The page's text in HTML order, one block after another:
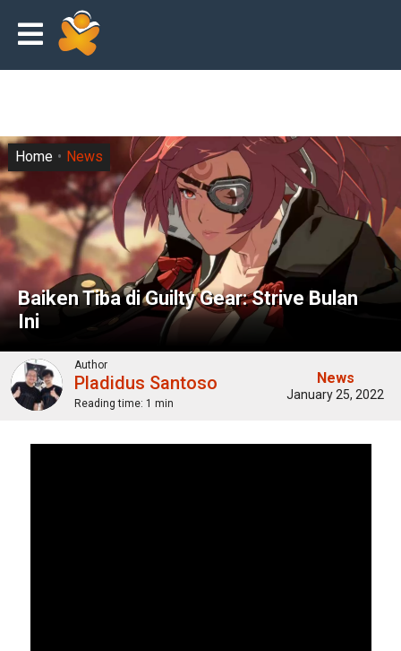
Baiken Tiba di Guilty Gear: Strive Bulan
Ini
Home News
Author
Pladidus Santoso
Reading time: 1 min
News
January 25, 2022